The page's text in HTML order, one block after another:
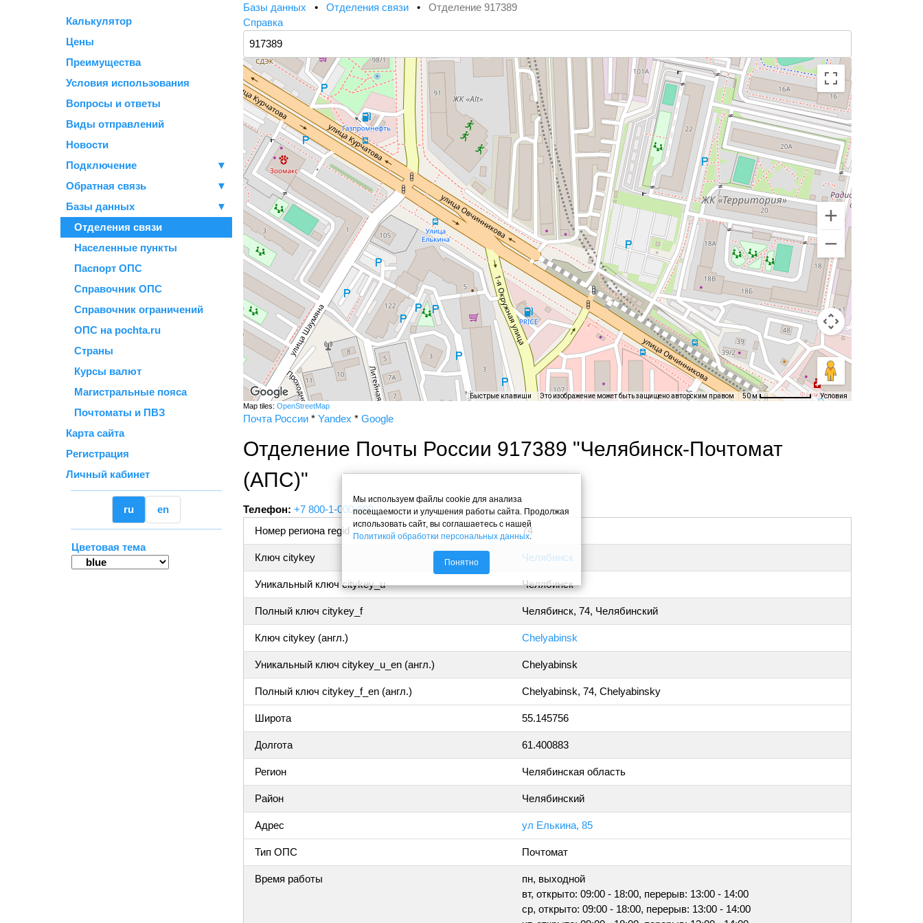
Калькулятор
Цены
Преимущества
Условия использования
Вопросы и ответы
Виды отправлений
Новости
Подключение
▼
Обратная связь
▼
Базы данных
▼
Отделения связи
Населенные пункты
Паспорт ОПС
Справочник ОПС
Справочник ограничений
ОПС на pochta.ru
Страны
Курсы валют
Магистральные пояса
Почтоматы и ПВЗ
Карта сайта
Регистрация
Личный кабинет
ru en
Цветовая тема
Базы данных • Отделения связи • Отделение 917389
Справка
Быстрые клавиши Это изображение может быть защищено авторским правом 50 м Условия
Map tiles: OpenStreetMap
Почта России * Yandex * Google
Отделение Почты России 917389 "Челябинск-Почтомат
(АПС)"
Телефон: +7 800-1-000-000
Номер региона regid
74
Ключ citykey Челябинск
Уникальный ключ citykey_u Челябинск
Полный ключ citykey_f Челябинск, 74, Челябинский
Ключ citykey (англ.) Chelyabinsk
Уникальный ключ citykey_u_en (англ.) Chelyabinsk
Полный ключ citykey_f_en (англ.) Chelyabinsk, 74, Chelyabinsky
Широта 55.145756
Долгота 61.400883
Регион Челябинская область
Район Челябинский
Адрес ул Елькина, 85
Тип ОПС Почтомат
Время работы
пн, выходной
вт, открыто: 09:00 - 18:00, перерыв: 13:00 - 14:00
ср, открыто: 09:00 - 18:00, перерыв: 13:00 - 14:00
Мы используем файлы cookie для анализа
посещаемости и улучшения работы сайта. Продолжая
использовать сайт, вы соглашаетесь с нашей
Политикой обработки персональных данных.
Понятно